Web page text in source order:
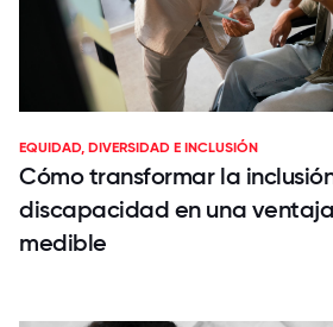
EQUIDAD, DIVERSIDAD E INCLUSIÓN
Cómo transformar la
discapacidad en una
medible